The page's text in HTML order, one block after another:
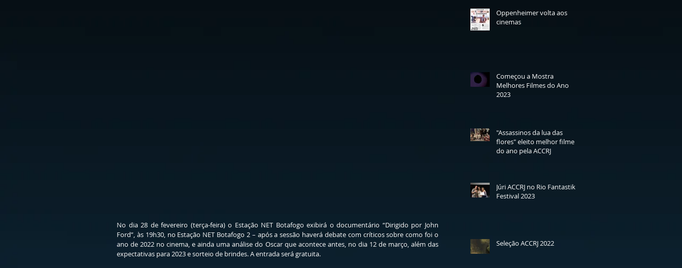
No dia 28 de fevereiro (terça-feira) o Estação NET Botafogo exibirá o documentário “Dirigido por John
Ford”, às 19h30, no Estação NET Botafogo 2 – após a sessão haverá debate com críticos sobre como foi o
ano de 2022 no cinema, e ainda uma análise do Oscar que acontece antes, no dia 12 de março, além das
expectativas para 2023 e sorteio de brindes. A entrada será gratuita.
Oppenheimer volta aos
cinemas
Começou a Mostra
Melhores Filmes do Ano
2023
"Assassinos da lua das
flores" eleito melhor filme
do ano pela ACCRJ
Júri ACCRJ no Rio Fantastik
Festival 2023
Seleção ACCRJ 2022